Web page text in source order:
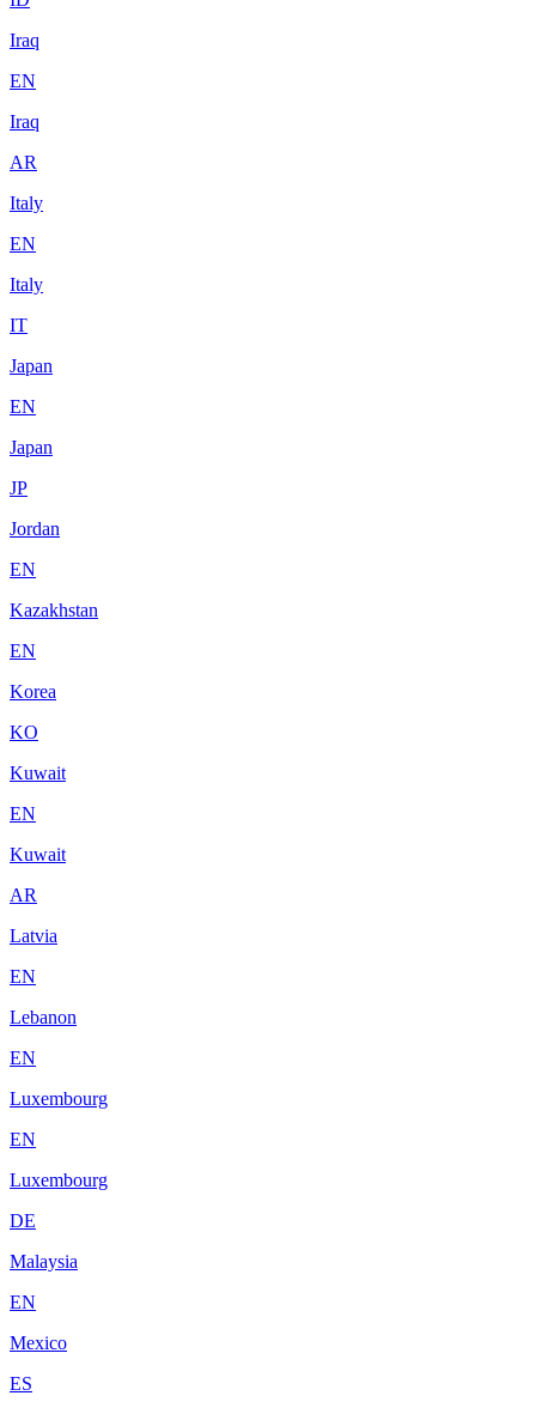
Iraq
EN
Iraq
AR
Italy
EN
Italy
IT
Japan
EN
Japan
JP
Jordan
EN
Kazakhstan
EN
Korea
KO
Kuwait
EN
Kuwait
AR
Latvia
EN
Lebanon
EN
Luxembourg
EN
Luxembourg
DE
Malaysia
EN
Mexico
ES